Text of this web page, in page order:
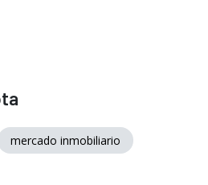
mercado inmobiliario